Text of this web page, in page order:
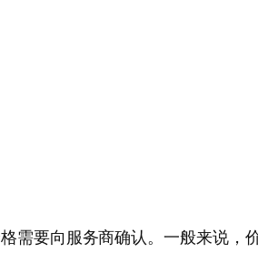
需要向服务商确认。一般来说，